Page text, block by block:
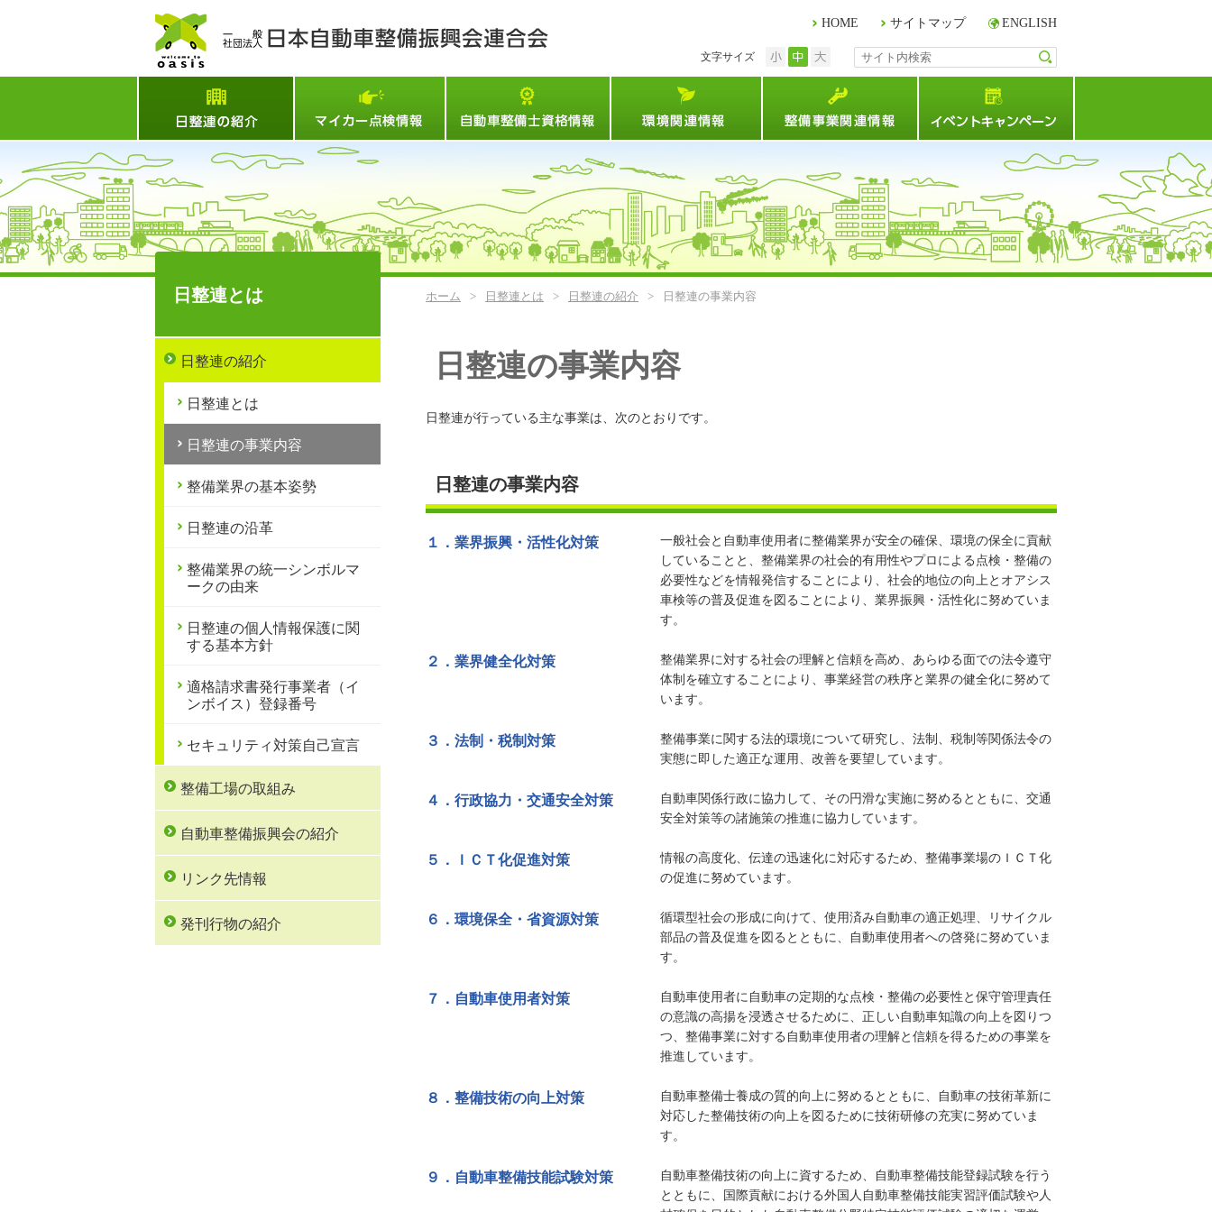
マイカー点検情報 自動車整備士資格試験情報 整備事業関連情報
HOME サイトマップ ENGLISH
小 中 サイト内検索
ホーム > 日整連とは > 日整連の紹介 > 日整連の事業内容
日整連の事業内容
日整連が行っている主な事業は、次のとおりです。
日整連の事業内容
１． 業界振興・活性化対策
一般社会と自動車使用者に整備業界が安全の確保、環境の保全に貢献
していることと、整備業界の社会的有用性やプロによる点検・整備の
必要性などを情報発信することにより、社会的地位の向上とオアシス
車検等の普及促進を図ることにより、業界振興・活性化に努めていま
す。
２． 業界健全化対策
整備業界に対する社会の理解と信頼を高め、あらゆる面での法令遵守
体制を確立することにより、事業経営の秩序と業界の健全化に努めて
います。
３． 法制・税制対策
整備事業に関する法的環境について研究し、法制、税制等関係法令の
実態に即した適正な運用、改善を要望しています。
４． 行政協力・交通安全対策
自動車関係行政に協力して、その円滑な実施に努めるとともに、交通
安全対策等の諸施策の推進に協力しています。
５． ＩＣＴ化促進対策
情報の高度化、伝達の迅速化に対応するため、整備事業場のＩＣＴ化
の促進に努めています。
６． 環境保全・省資源対策
循環型社会の形成に向けて、使用済み自動車の適正処理、リサイクル
部品の普及促進を図るとともに、自動車使用者への啓発に努めていま
す。
７． 自動車使用者対策
自動車使用者に自動車の定期的な点検・整備の必要性と保守管理責任
の意識の高揚を浸透させるために、正しい自動車知識の向上を図りつ
つ、整備事業に対する自動車使用者の理解と信頼を得るための事業を
推進しています。
８． 整備技術の向上対策
自動車整備士養成の質的向上に努めるとともに、自動車の技術革新に
対応した整備技術の向上を図るために技術研修の充実に努めていま
す。
９． 自動車整備技能試験対策
自動車整備技術の向上に資するため、自動車整備技能登録試験を行う
とともに、国際貢献における外国人自動車整備技能実習評価試験や人
日整連とは
日整連の紹介
日整連とは
日整連の事業内容
整備業界の基本姿勢
日整連の沿革
整備業界の統一シンボルマ
ークの由来
日整連の個人情報保護に関
する基本方針
適格請求書発行事業者（イ
ンボイス）登録番号
セキュリティ対策自己宣言
整備工場の取組み
自動車整備振興会の紹介
リンク先情報
発刊行物の紹介